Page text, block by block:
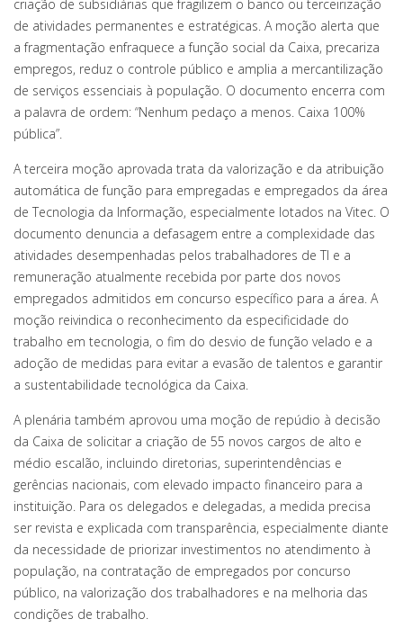
criação de subsidiárias que fragilizem o banco ou terceirização
de atividades permanentes e estratégicas. A moção alerta que
a fragmentação enfraquece a função social da Caixa, precariza
empregos, reduz o controle público e amplia a mercantilização
de serviços essenciais à população. O documento encerra com
a palavra de ordem: “Nenhum pedaço a menos. Caixa 100%
pública”.
A terceira moção aprovada trata da valorização e da atribuição
automática de função para empregadas e empregados da área
de Tecnologia da Informação, especialmente lotados na Vitec. O
documento denuncia a defasagem entre a complexidade das
atividades desempenhadas pelos trabalhadores de TI e a
remuneração atualmente recebida por parte dos novos
empregados admitidos em concurso específico para a área. A
moção reivindica o reconhecimento da especificidade do
trabalho em tecnologia, o fim do desvio de função velado e a
adoção de medidas para evitar a evasão de talentos e garantir
a sustentabilidade tecnológica da Caixa.
A plenária também aprovou uma moção de repúdio à decisão
da Caixa de solicitar a criação de 55 novos cargos de alto e
médio escalão, incluindo diretorias, superintendências e
gerências nacionais, com elevado impacto financeiro para a
instituição. Para os delegados e delegadas, a medida precisa
ser revista e explicada com transparência, especialmente diante
da necessidade de priorizar investimentos no atendimento à
população, na contratação de empregados por concurso
público, na valorização dos trabalhadores e na melhoria das
condições de trabalho.